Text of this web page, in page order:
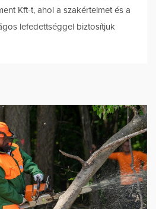
Kft-t, ahol a szakértelmet és a
lefedettséggel biztosítjuk